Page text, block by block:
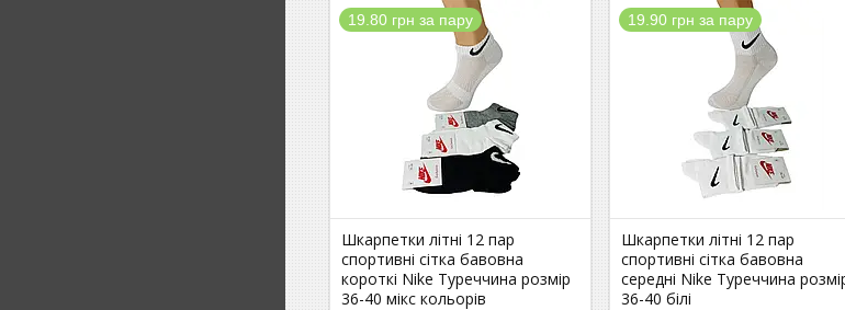
19.80 грн за пару
Шкарпетки літні 12 пар
спортивні сітка бавовна
короткі Nike Туреччина розмір
36-40 мікс кольорів
19.90 грн за пару
Шкарпетки літні 12 пар
спортивні сітка бавовна
середні Nike Туреччина
36-40 білі